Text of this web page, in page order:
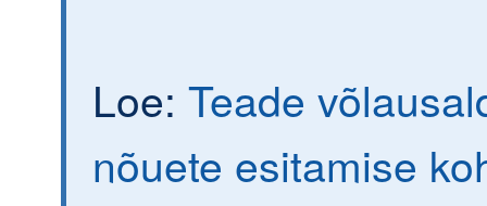
Loe: Teade
nõuete esitamise